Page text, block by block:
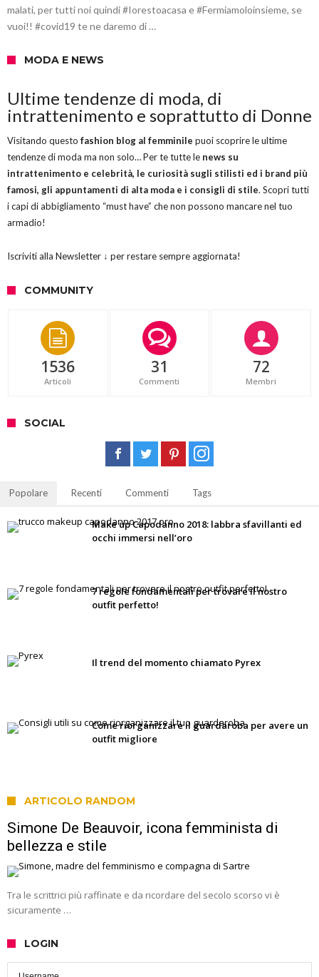
malati, per tutti noi quindi #Iorestoacasa e #Fermiamoloinsieme, se
vuoi!! #covid19 te ne daremo di …
MODA E NEWS
Ultime tendenze di moda, di
intrattenimento e soprattutto di Donne
Visitando questo fashion blog al femminile puoi scoprire le ultime
tendenze di moda ma non solo… Per te tutte le news su
intrattenimento e celebrità, le curiosità sugli stilisti ed i brand più
famosi, gli appuntamenti di alta moda e i consigli di stile. Scopri tutti
i capi di abbigliamento “must have” che non possono mancare nel tuo
armadio!
Iscriviti alla Newsletter ↓ per restare sempre aggiornata!
COMMUNITY
1536
Articoli
31
Commenti
72
Membri
SOCIAL
Popolare Recenti Commenti Tags
Make up Capodanno 2018: labbra sfavillanti ed
occhi immersi nell’oro
7 regole fondamentali per trovare il nostro
outfit perfetto!
Il trend del momento chiamato Pyrex
Come riorganizzare il guardaroba per avere un
outfit migliore
ARTICOLO RANDOM
Simone De Beauvoir, icona femminista di
bellezza e stile
Tra le scrittrici più raffinate e da ricordare del secolo scorso vi è
sicuramente …
LOGIN